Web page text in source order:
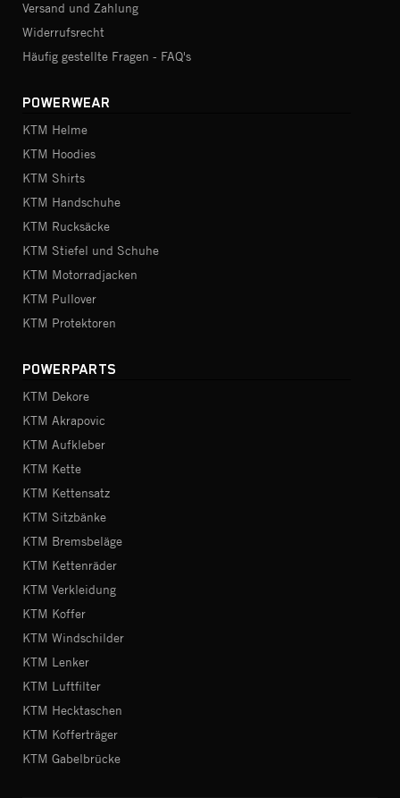
Versand und Zahlung
Widerrufsrecht
Häufig gestellte Fragen - FAQ's
POWERWEAR
KTM Helme
KTM Hoodies
KTM Shirts
KTM Handschuhe
KTM Rucksäcke
KTM Stiefel und Schuhe
KTM Motorradjacken
KTM Pullover
KTM Protektoren
POWERPARTS
KTM Dekore
KTM Akrapovic
KTM Aufkleber
KTM Kette
KTM Kettensatz
KTM Sitzbänke
KTM Bremsbeläge
KTM Kettenräder
KTM Verkleidung
KTM Koffer
KTM Windschilder
KTM Lenker
KTM Luftfilter
KTM Hecktaschen
KTM Kofferträger
KTM Gabelbrücke